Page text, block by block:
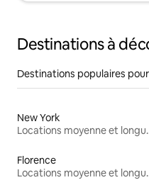
Destinations à
Destinations populaires
New York
Florence